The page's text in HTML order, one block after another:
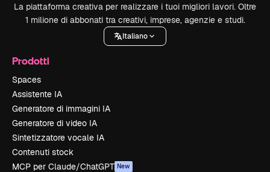
La piattaforma creativa per realizzare i tuoi migliori lavori. Oltre
1 milione di abbonati tra creativi, imprese, agenzie e studi.
Italiano
Prodotti
Spaces
Assistente IA
Generatore di immagini IA
Generatore di video IA
Sintetizzatore vocale IA
Contenuti stock
MCP per Claude/ChatGPT New